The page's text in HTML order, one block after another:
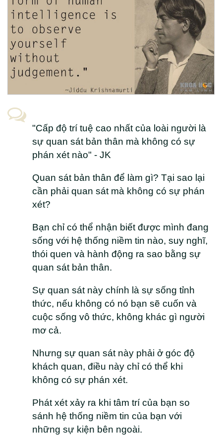
"Cấp độ trí tuệ cao nhất của loài người là
sự quan sát bản thân mà không có sự
phán xét nào" - JK
Quan sát bản thân để làm gì? Tại sao lại
cần phải quan sát mà không có sự phán
xét?
Bạn chỉ có thể nhận biết được mình đang
sống với hệ thống niềm tin nào, suy nghĩ,
thói quen và hành động ra sao bằng sự
quan sát bản thân.
Sự quan sát này chính là sự sống tỉnh
thức, nếu không có nó bạn sẽ cuốn và
cuộc sống vô thức, không khác gì người
mơ cả.
Nhưng sự quan sát này phải ở góc độ
khách quan, điều này chỉ có thể khi
không có sự phán xét.
Phát xét xảy ra khi tâm trí của bạn so
sánh hệ thống niềm tin của bạn với
những sự kiện bên ngoài.